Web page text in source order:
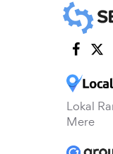
Lokal
Mere